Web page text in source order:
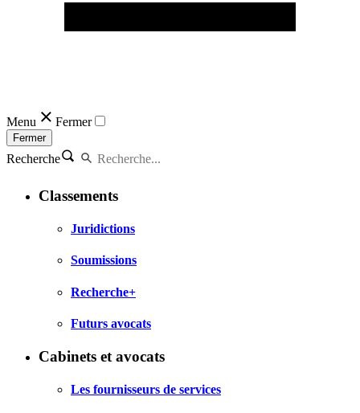
Menu Fermer
Fermer
Recherche
Classements
Juridictions
Soumissions
Recherche+
Futurs avocats
Cabinets et avocats
Les fournisseurs de services